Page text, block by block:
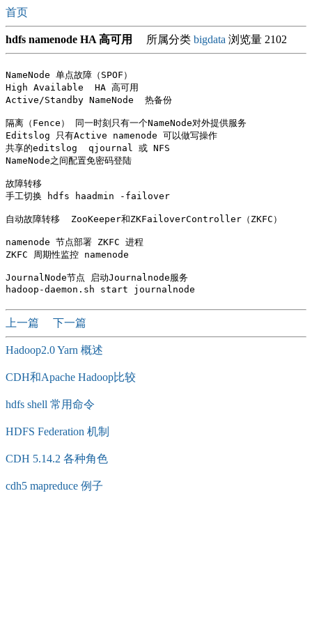
首页
hdfs namenode HA 高可用 所属分类 bigdata 浏览量 2102
NameNode 单点故障（SPOF）
High Available  HA 高可用
Active/Standby NameNode  热备份
隔离（Fence） 同一时刻只有一个NameNode对外提供服务
Editslog 只有Active namenode 可以做写操作
共享的editslog  qjournal 或 NFS
NameNode之间配置免密码登陆
故障转移
手工切换 hdfs haadmin -failover
自动故障转移  ZooKeeper和ZKFailoverController（ZKFC）
namenode 节点部署 ZKFC 进程
ZKFC 周期性监控 namenode
JournalNode节点 启动Journalnode服务
上一篇 下一篇
Hadoop2.0 Yarn 概述
CDH和Apache Hadoop比较
hdfs shell 常用命令
HDFS Federation 机制
CDH 5.14.2 各种角色
cdh5 mapreduce 例子